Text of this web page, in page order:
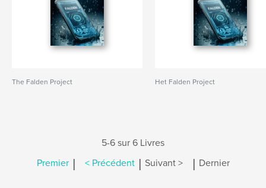
The Falden Project Het Falden Project
5-6 sur 6 Livres
Premier | < Précédent | Suivant > | Dernier